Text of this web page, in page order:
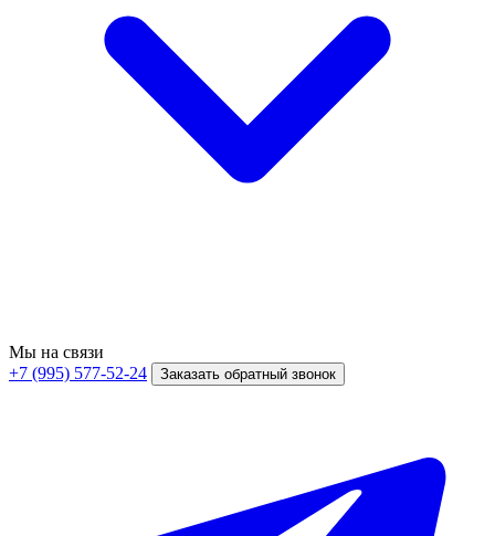
Мы на связи
+7 (995) 577-52-24
Заказать обратный звонок